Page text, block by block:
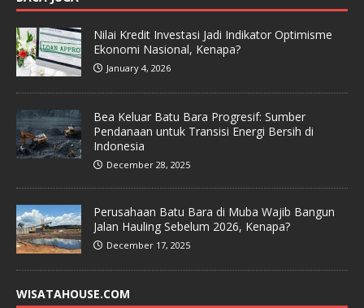
Nilai Kredit Investasi Jadi Indikator Optimisme
Ekonomi Nasional, Kenapa?
January 4, 2026
Bea Keluar Batu Bara Progresif: Sumber
Pendanaan untuk Transisi Energi Bersih di
Indonesia
December 28, 2025
Perusahaan Batu Bara di Muba Wajib Bangun
Jalan Hauling Sebelum 2026, Kenapa?
December 17, 2025
WISATAHOUSE.COM